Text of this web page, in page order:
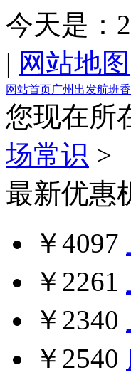
今天是：
| 网站地图
网站首页广州出发航班
您现在所
场常识 >
最新优惠
￥4097
￥2261
￥2340
￥2540